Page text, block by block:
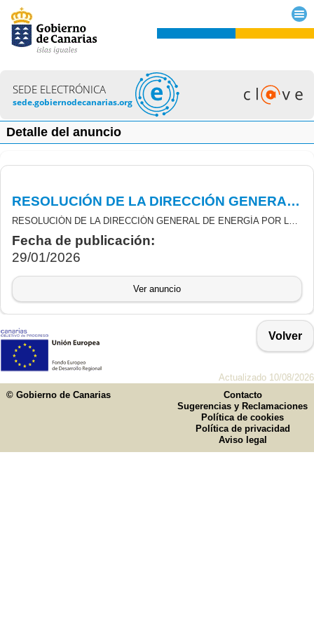
SEDE ELECTRÓNICA
sede.gobiernodecanarias.org
Detalle del anuncio
RESOLUCIÓN DE LA DIRECCIÓN GENERAL DE ENERGÍA POR LA QUE SE CONCEDE AMPLIACIÓN DE PLAZOS PARA LA TERMINACIÓN DE LAS SUBVENCIONES PARA EL FOMENTO DEL AUTOCONSUMO COMPARTIDO Y EL DESARROLLO DE COMUNIDADES ENERGÉTICAS EN DIFERENTES SECTORES
RESOLUCIÓN DE LA DIRECCIÓN GENERAL DE ENERGÍA POR LA QUE SE CONCEDE AMPLIACIÓN DE PLAZOS PARA LA TERMINACIÓN DE LAS SUBVENCIONES DERIVADAS DE LA ORDEN 493/2022 DE 21 DE DICIEMBRE, POR LA QUE SE ESTABLECEN LAS BASES REGULADORAS Y LA CONVOCATORIA DE SUBVENCIONES PARA EL FOMENTO DEL AUTOCONSUMO COMPARTIDO Y EL DESARROLLO DE COMUNIDADES ENERGÉTICAS EN DIFERENTES SECTORES, EN EL MARCO DE LA ESTRATEGIA DE ENERGÍA SOSTENIBLE EN LAS ISLAS CANARIAS (PROGRAMA 2), CON CARGO AL PLAN DE RECUPERACIÓN, TRANSFORMACIÓN Y RESILIENCIA (COMPONENTE 7, INVERSIÓN 2)
Fecha de publicación:
29/01/2026
Ver anuncio
Volver
Actualizado 10/08/2026
© Gobierno de Canarias
Contacto
Sugerencias y Reclamaciones
Política de cookies
Política de privacidad
Aviso legal